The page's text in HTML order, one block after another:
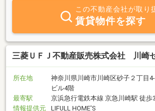
鶴見区を中心に、中原区、大田区などの近隣自
介させていただいております。空室でお困りの
にご相談下ください。
この不動産会社が取り
賃貸物件を探す
三菱ＵＦＪ不動産販売株式会社 川崎
所在地
神奈川県川崎市川崎区砂子２丁目
ビル4階
最寄駅
京浜急行電鉄本線 京急川崎駅 徒歩
情報提供元
LIFULL HOME'S